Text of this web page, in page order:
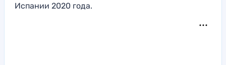
Испании 2020 года.